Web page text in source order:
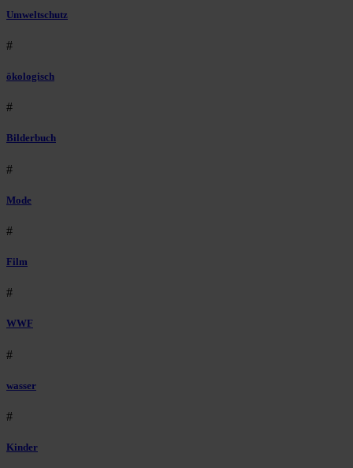
Umweltschutz
#
ökologisch
#
Bilderbuch
#
Mode
#
Film
#
WWF
#
wasser
#
Kinder